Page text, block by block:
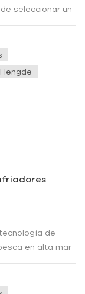
de
en alta mar
de agua
para
garantizando